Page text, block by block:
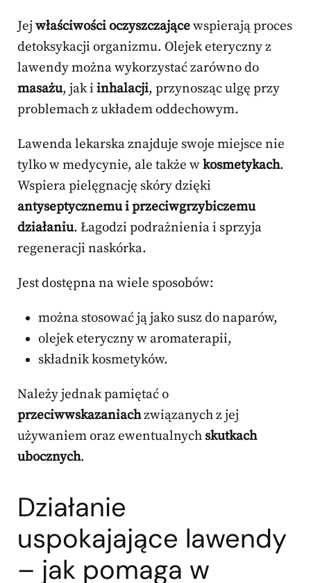
Jejwłaściwości oczyszczającewspierają proces
detoksykacji organizmu. Olejek eteryczny z
lawendy można wykorzystać zarówno do
masażu, jak i inhalacji, przynosząc ulgę przy
problemach z układem oddechowym.
Lawenda lekarska znajduje swoje miejsce nie
tylko w medycynie, ale także wkosmetykach.
Wspiera pielęgnację skóry dzięki
antyseptycznemu i przeciwgrzybiczemu
działaniu. Łagodzi podrażnienia i sprzyja
regeneracji naskórka.
Jest dostępna na wiele sposobów:
można stosować ją jako susz do naparów,
olejek eteryczny w aromaterapii,
składnik kosmetyków.
Należy jednak pamiętać o
przeciwwskazaniachzwiązanych z jej
używaniem oraz ewentualnych skutkach
ubocznych.
Działanie
uspokajające lawendy
– jak pomaga w